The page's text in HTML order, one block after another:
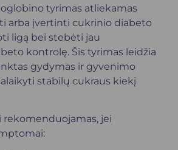
tyrimas atliekamas
arba įvertinti cukrinio diabeto
ligą bei stebėti jau
kontrolę. Šis tyrimas leidžia
gydymas ir gyvenimo
stabilų cukraus kiekį
rekomenduojamas, jei